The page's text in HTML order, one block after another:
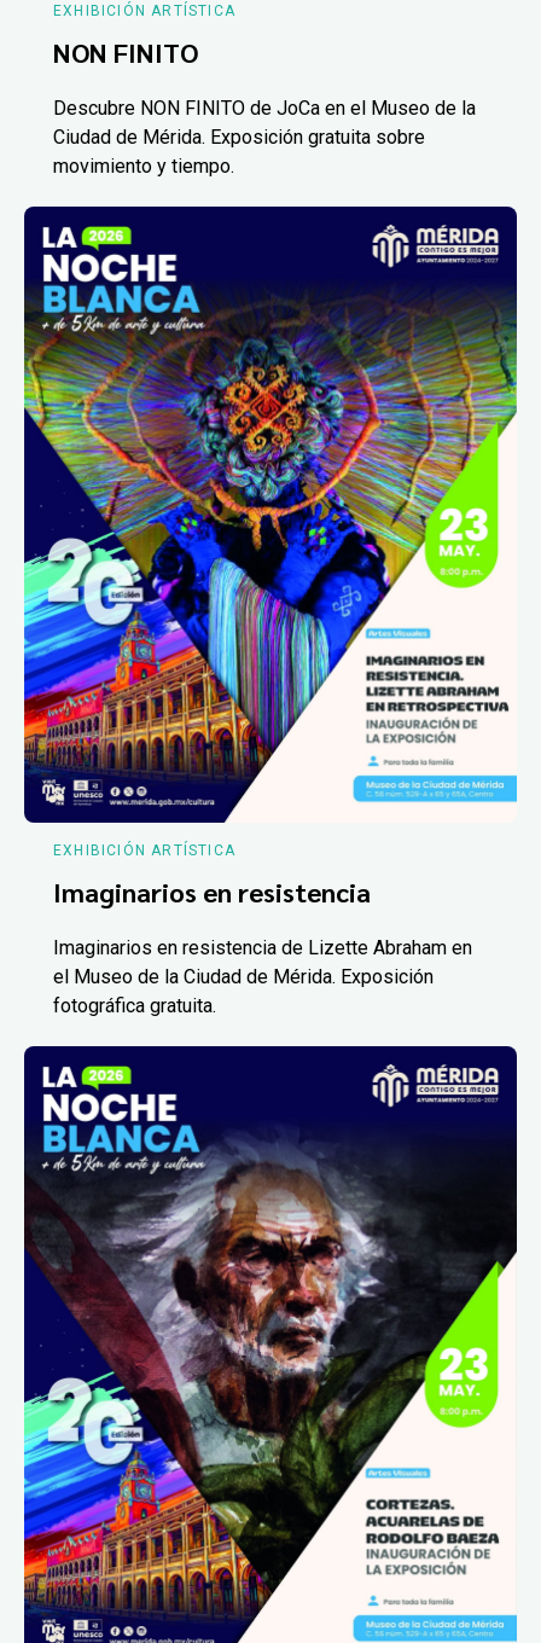
EXHIBICIÓN ARTÍSTICA
NON FINITO
Descubre NON FINITO de JoCa en el Museo de la
Ciudad de Mérida. Exposición gratuita sobre
movimiento y tiempo.
EXHIBICIÓN ARTÍSTICA
Imaginarios en resistencia
Imaginarios en resistencia de Lizette Abraham en
el Museo de la Ciudad de Mérida. Exposición
fotográfica gratuita.